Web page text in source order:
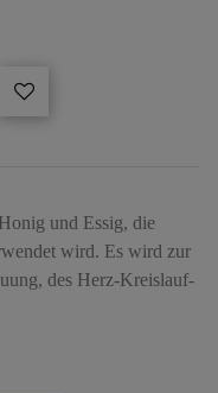
und Essig, die
wird. Es wird zur
des Herz-Kreislauf-